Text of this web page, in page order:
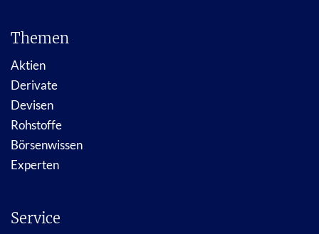
Themen
Aktien
Derivate
Devisen
Rohstoffe
Börsenwissen
Experten
Service